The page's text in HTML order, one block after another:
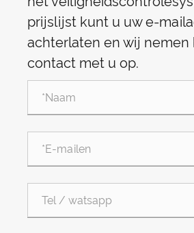
prijslijst kunt u uw e-
achterlaten en wij nemen
contact met u op.